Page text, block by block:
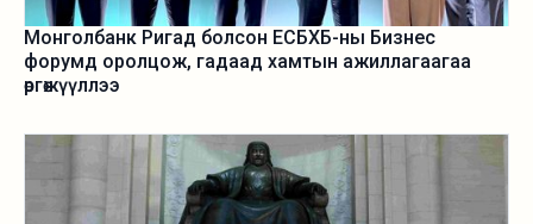
Монголбанк Ригад болсон ЕСБХБ-ны Бизнес
форумд оролцож, гадаад хамтын ажиллагаагаа
өргөжүүллээ